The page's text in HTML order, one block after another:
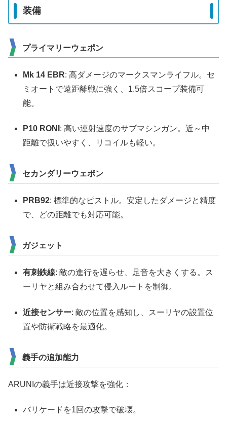
装備
プライマリーウェポン
Mk 14 EBR: 高ダメージのマークスマンライフル。セ
ミオートで遠距離戦に強く、1.5倍スコープ装備可
能。
P10 RONI : 高い連射速度のサブマシンガン。近～中
距離で扱いやすく、リコイルも軽い。
セカンダリーウェポン
PRB92: 標準的なピストル。安定したダメージと精度
で、どの距離でも対応可能。
ガジェット
有刺鉄線: 敵の進行を遅らせ、足音を大きくする。ス
ーリヤと組み合わせて侵入ルートを制御。
近接センサー: 敵の位置を感知し、スーリヤの設置位
置や防衛戦略を最適化。
義手の追加能力
ARUNIの義手は近接攻撃を強化：
バリケードを1回の攻撃で破壊。